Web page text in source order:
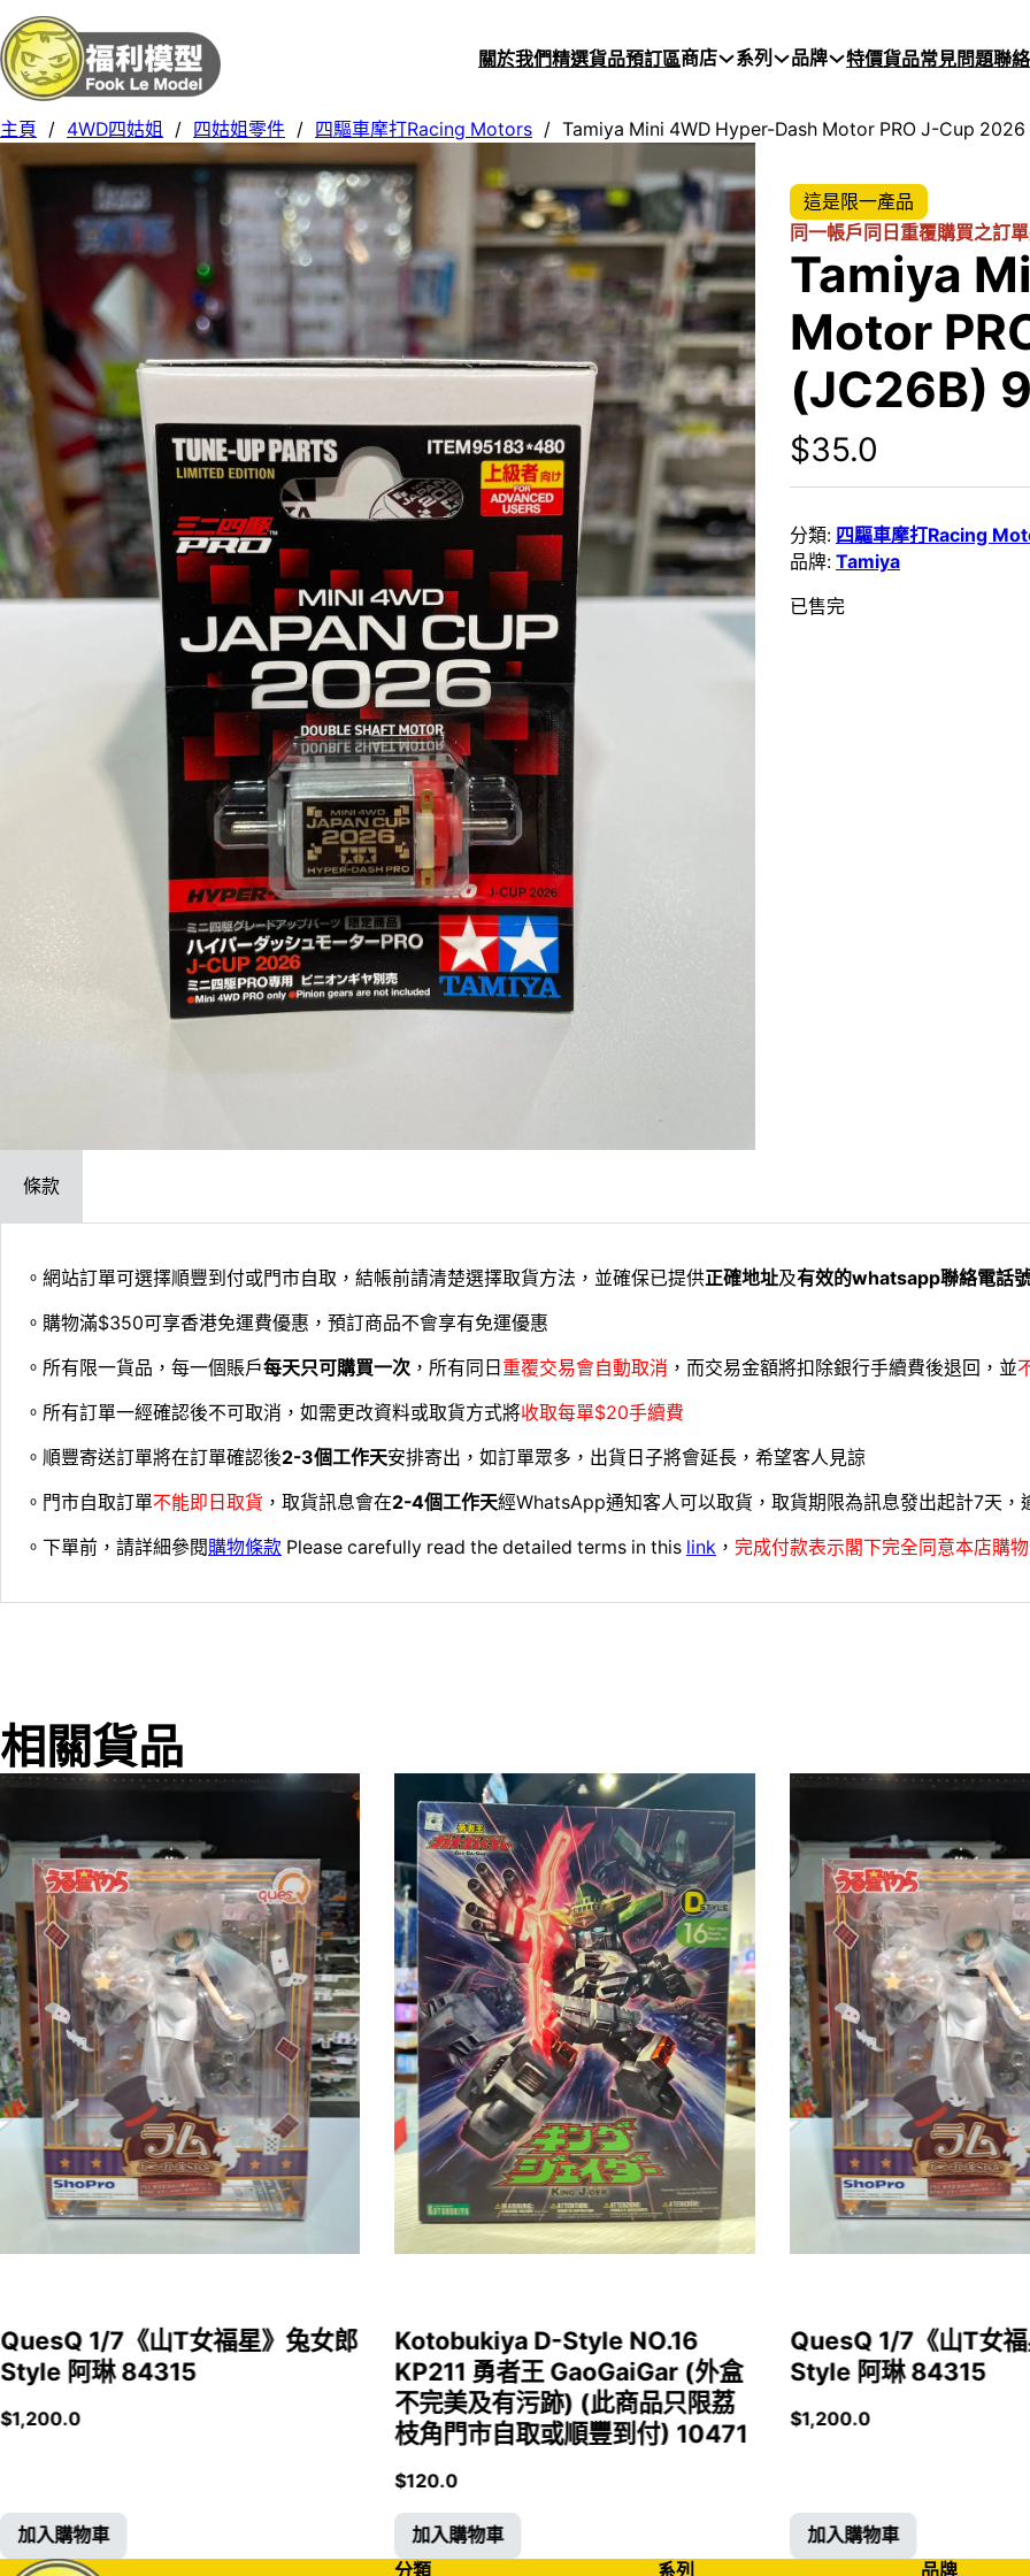
關於我們精選貨品預訂區商店 系列 品牌 特價貨品常見問題聯
主頁 / 4WD四姑姐 / 四姑姐零件 / 四驅車摩打Racing Motors / Tamiya Mini 4WD Hyper-Dash Motor PRO J-Cup
這是限一產品
同一帳戶同日重覆購買之訂
Tamiya
Motor
(JC26B)
$35.0
分類: 四驅車摩打Racing
品牌: Tamiya
已售完
條款
。網站訂單可選擇順豐到付或門市自取，結帳前請清楚選擇取貨方法，並確保已提供正確地址及有效的whatsapp聯絡電話
。購物滿$350可享香港免運費優惠，預訂商品不會享有免運優惠
。所有限一貨品，每一個賬戶每天只可購買一次 ，所有同日 重覆交易會自動取消 ，而交易金額將扣除銀行手續費後退回，並
。所有訂單一經確認後不可取消，如需更改資料或取貨方式將收取每單$20手續費
。順豐寄送訂單將在訂單確認後2-3個工作天安排寄出，如訂單眾多，出貨日子將會延長，希望客人見諒
。門市自取訂單不能即日取貨 ，取貨訊息會在2-4個工作天經WhatsApp通知客人可以取貨，取貨期限為訊息發出起計7天，
。下單前，請詳細參閱購物條款 Please carefully read the detailed terms in this link ， 完成付款表示閣下完全同意本店購
相關貨品
QuesQ 1/7《山T女福星》兔女郎
Style 阿琳 84315
$1,200.0
加入購物車
Kotobukiya D-Style NO.16
KP211 勇者王 GaoGaiGar (外盒
不完美及有污跡) (此商品只限荔
枝角門市自取或順豐到付) 10471
$120.0
加入購物車
QuesQ 1/7《山T女
Style 阿琳 84315
$1,200.0
加入購物車
分類
系列 品牌